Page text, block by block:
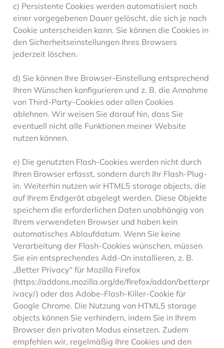
c) Persistente Cookies werden automatisiert nach
einer vorgegebenen Dauer gelöscht, die sich je nach
Cookie unterscheiden kann. Sie können die Cookies in
den Sicherheitseinstellungen Ihres Browsers
jederzeit löschen.
d) Sie können Ihre Browser-Einstellung entsprechend
Ihren Wünschen konfigurieren und z. B. die Annahme
von Third-Party-Cookies oder allen Cookies
ablehnen. Wir weisen Sie darauf hin, dass Sie
eventuell nicht alle Funktionen meiner Website
nutzen können.
e) Die genutzten Flash-Cookies werden nicht durch
Ihren Browser erfasst, sondern durch Ihr Flash-Plug-
in. Weiterhin nutzen wir HTML5 storage objects, die
auf Ihrem Endgerät abgelegt werden. Diese Objekte
speichern die erforderlichen Daten unabhängig von
Ihrem verwendeten Browser und haben kein
automatisches Ablaufdatum. Wenn Sie keine
Verarbeitung der Flash-Cookies wünschen, müssen
Sie ein entsprechendes Add-On installieren, z. B.
„Better Privacy“ für Mozilla Firefox
(https://addons.mozilla.org/de/firefox/addon/betterpr
ivacy/) oder das Adobe-Flash-Killer-Cookie für
Google Chrome. Die Nutzung von HTML5 storage
objects können Sie verhindern, indem Sie in Ihrem
Browser den privaten Modus einsetzen. Zudem
empfehlen wir, regelmäßig Ihre Cookies und den